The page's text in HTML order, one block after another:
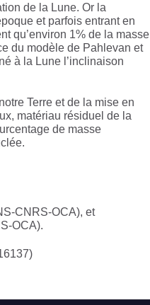
de la Lune. Or la
et parfois entrant en
qu’environ 1% de la masse
du modèle de Pahlevan et
à la Lune l’inclinaison
Terre et de la mise en
matériau résiduel de la
de masse
CNRS-OCA), et
OCA).